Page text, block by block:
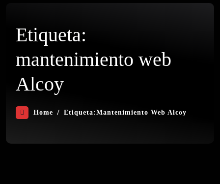
Etiqueta:
mantenimiento web
Alcoy
Home Etiqueta:Mantenimiento Web Alcoy